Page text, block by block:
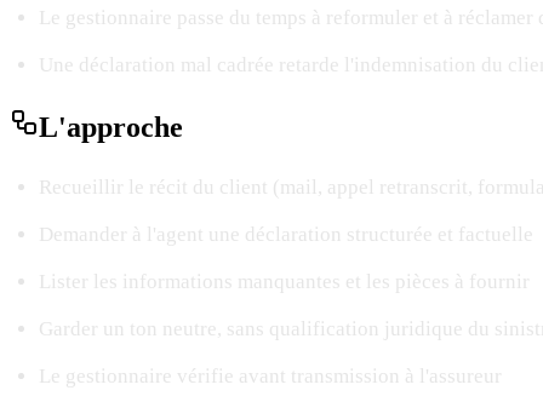
Le gestionnaire passe du temps à reformuler et à réclamer
Une déclaration mal cadrée retarde l'indemnisation du
L'approche
Recueillir le récit du client (mail, appel retranscrit,
Demander à l'agent une déclaration structurée et factuelle
Lister les informations manquantes et les pièces à fournir
Garder un ton neutre, sans qualification juridique du
Le gestionnaire vérifie avant transmission à l'assureur